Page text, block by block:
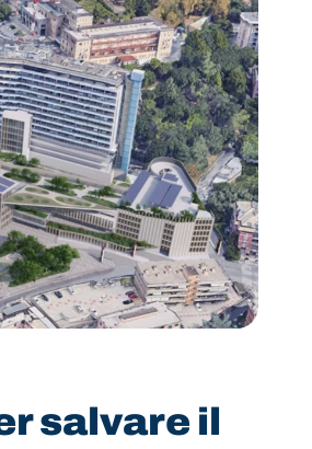
salvare il